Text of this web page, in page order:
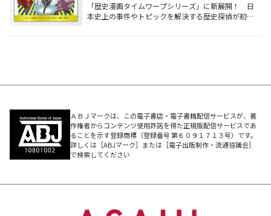
「歴史漫画タイムワープシリーズ」に新展開！ 日
本史上の事件やトピックを解決する歴史探偵が初登
ＡＢＪマークは、この電子書店・電子書籍配信サービスが、著
作権者からコンテンツ使用許諾を得た正規版配信サービスであ
ることを示す登録商標（登録番号 第６０９１７１３号）です。
詳しくは［ABJマーク］または［電子出版制作・流通協議会］
で検索してください